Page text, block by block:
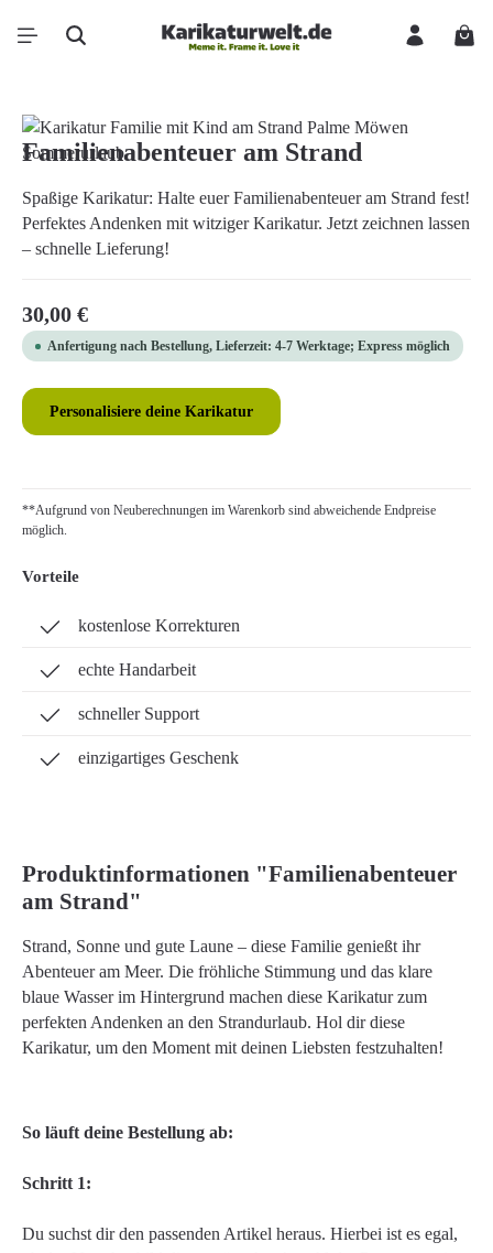
Zum Hauptinhalt springen
Bildergalerie überspringen
Familienabenteuer am Strand
Spaßige Karikatur: Halte euer Familienabenteuer am Strand fest!
Perfektes Andenken mit witziger Karikatur. Jetzt zeichnen lassen
– schnelle Lieferung!
Regulärer Preis:
30,00 €
Anfertigung nach Bestellung, Lieferzeit: 4-7 Werktage; Express möglich
Personalisiere deine Karikatur
**Aufgrund von Neuberechnungen im Warenkorb sind abweichende Endpreise
möglich.
Vorteile
kostenlose Korrekturen
echte Handarbeit
schneller Support
einzigartiges Geschenk
Produktinformationen "Familienabenteuer
am Strand"
Strand, Sonne und gute Laune – diese Familie genießt ihr
Abenteuer am Meer. Die fröhliche Stimmung und das klare
blaue Wasser im Hintergrund machen diese Karikatur zum
perfekten Andenken an den Strandurlaub. Hol dir diese
Karikatur, um den Moment mit deinen Liebsten festzuhalten!
So läuft deine Bestellung ab:
Schritt 1:
Du suchst dir den passenden Artikel heraus. Hierbei ist es egal,